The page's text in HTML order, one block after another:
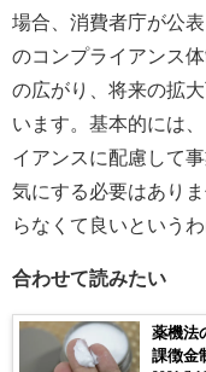
場合、消費者庁が公
のコンプライアンス
の広がり、将来の拡
います。基本的には
イアンスに配慮して
気にする必要はあり
らなくて良いという
合わせて読みたい
薬機法
課徴金